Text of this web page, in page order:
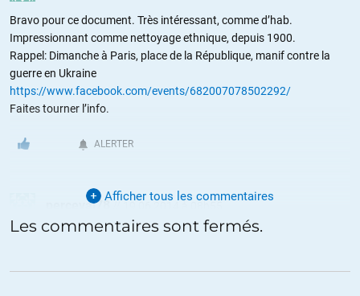
Bravo pour ce document. Très intéressant, comme d’hab.
Impressionnant comme nettoyage ethnique, depuis 1900.
Rappel: Dimanche à Paris, place de la République, manif contre la
guerre en Ukraine
https://www.facebook.com/events/682007078502292/
Faites tourner l’info.
ALERTER
perceval78
communauté ukrainienne des US)
Afficher tous les commentaires
Les commentaires sont fermés.